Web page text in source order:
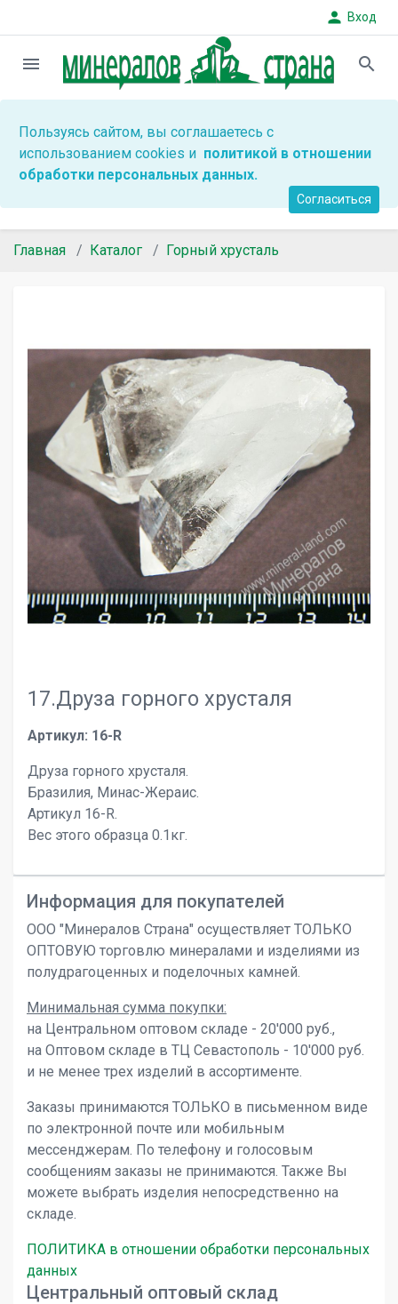
person Вход
menu search
Пользуясь сайтом, вы соглашаетесь с
использованием cookies и политикой в отношении
обработки персональных данных.
Согласиться
Главная Каталог Горный хрусталь
17.Друза горного хрусталя
Артикул: 16-R
Друза горного хрусталя.
Бразилия, Минас-Жераис.
Артикул 16-R.
Вес этого образца 0.1кг.
Информация для покупателей
ООО "Минералов Страна" осуществляет ТОЛЬКО
ОПТОВУЮ торговлю минералами и изделиями из
полудрагоценных и поделочных камней.
Минимальная сумма покупки:
на Центральном оптовом складе - 20'000 руб.,
на Оптовом складе в ТЦ Севастополь - 10'000 руб.
и не менее трех изделий в ассортименте.
Заказы принимаются ТОЛЬКО в письменном виде
по электронной почте или мобильным
мессенджерам. По телефону и голосовым
сообщениям заказы не принимаются. Также Вы
можете выбрать изделия непосредственно на
складе.
ПОЛИТИКА в отношении обработки персональных
данных
Центральный оптовый склад